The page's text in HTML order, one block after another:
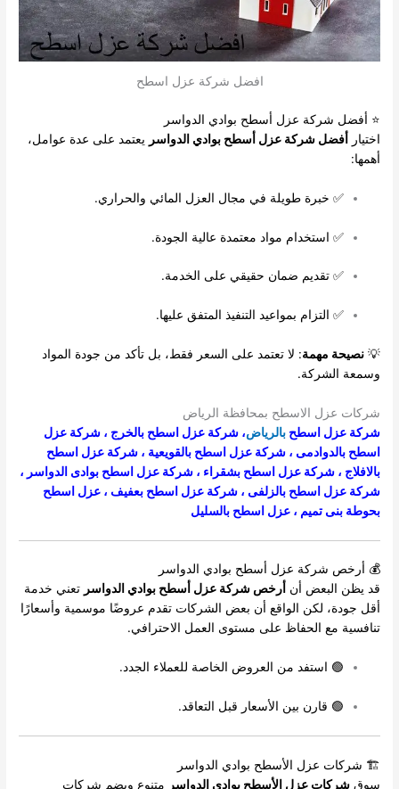
افضل شركة عزل اسطح
⭐ أفضل شركة عزل أسطح بوادي الدواسر
اختيار
أفضل شركة عزل أسطح بوادي الدواسر يعتمد على عدة عوامل،
أهمها:
✅ خبرة طويلة في مجال العزل المائي والحراري.
✅ استخدام مواد معتمدة عالية الجودة.
✅ تقديم ضمان حقيقي على الخدمة.
✅ التزام بمواعيد التنفيذ المتفق عليها.
💡نصيحة مهمة: لا تعتمد على السعر فقط، بل تأكد من جودة المواد
وسمعة الشركة.
شركات عزل الاسطح بمحافظة الرياض
شركة عزل اسطحبالرياض،شركة عزل اسطح بالخرج ،شركة عزل
اسطح بالدوادمى ،شركة عزل اسطح بالقويعية ،شركة عزل اسطح
بالافلاج ،شركة عزل اسطح بشقراء ،شركة عزل اسطح بوادى الدواسر ،
شركة عزل اسطح بالزلفى ، شركة عزل اسطح بعفيف ،عزل اسطح
بحوطة بنى تميم ،عزل اسطح بالسليل
💰 أرخص شركة عزل أسطح بوادي الدواسر
قد يظن البعض أن أرخص شركة عزل أسطح بوادي الدواسر تعني خدمة
أقل جودة، لكن الواقع أن بعض الشركات تقدم عروضًا موسمية وأسعارًا
تنافسية مع الحفاظ على مستوى العمل الاحترافي.
🟢 استفد من العروض الخاصة للعملاء الجدد.
🟢 قارن بين الأسعار قبل التعاقد.
🏗 شركات عزل الأسطح بوادي الدواسر
سوقشركات عزل الأسطح بوادي الدواسر متنوع ويضم شركات